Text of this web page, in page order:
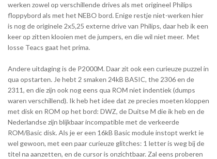
werken zowel op verschillende drives als met origineel Philips
floppybord als met het NEBO bord. Enige restje niet-werken hier
is nog de originele 2x5,25 externe drive van Philips, daar heb ik een
keer op zitten klooien met de jumpers, en die wil niet meer. Met
losse Teacs gaat het prima.
Andere uitdaging is de P2000M. Daar zit ook een curieuze puzzel in
qua opstarten. Je hebt 2 smaken 24kB BASIC, the 2306 en de
2311, en die zijn ook nog eens qua ROM niet indentiek (dumps
waren verschillend). Ik heb het idee dat ze precies moeten kloppen
met disk en ROM op het bord: DWZ, de Duitse M die ik heb en de
Nederlandse zijn blijkbaar incompatible met de verkeerde
ROM/Basic disk. Als je er een 16kB Basic module instopt werkt ie
wel gewoon, met een paar curieuze glitches: 1 letter is weg bij de
titel na aanzetten, en de cursor is onzichtbaar. Zal eens proberen